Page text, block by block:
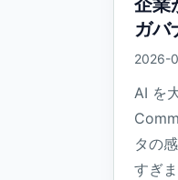
企業
ガバ
2026-
AI を
タの
すぎ